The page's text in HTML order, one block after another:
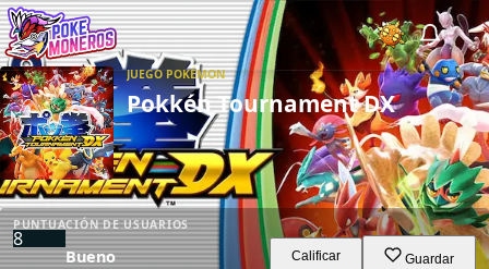
Juegos
Minijuegos
Pokédex
Team Builder
JUEGO POKÉMON
Pokkén Tournament DX
PUNTUACIÓN DE USUARIOS
8
Bueno Calificar Guardar